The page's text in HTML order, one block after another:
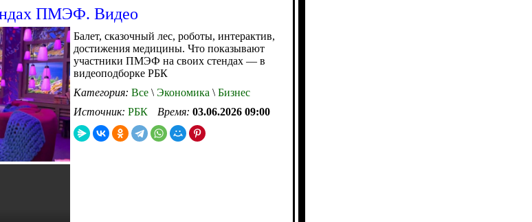
ПМЭФ. Видео
Балет, сказочный лес, роботы, интерактив,
достижения медицины. Что показывают
участники ПМЭФ на своих стендах — в
видеоподборке РБК
Категория: Все \ Экономика \ Бизнес
Источник: РБК Время: 03.06.2026 09:00